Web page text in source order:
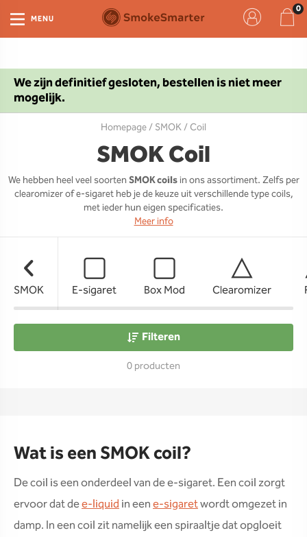
We zijn definitief gesloten, bestellen is niet meer
mogelijk.
MENU
Homepage/SMOK/ Coil
SMOK Coil
We hebben heel veel soortenSMOK coilsin ons assortiment. Zelfs per
clearomizer of e-sigaret heb je de keuze uit verschillende type coils,
met ieder hun eigen specificaties.
Meer info
SMOK E-sigaret Box Mod Clearomizer
Filteren
0 producten
Wat is een SMOK coil?
De coil is een onderdeel van de e-sigaret. Een coil zorgt
ervoor dat dee-liquidin eene-sigaretwordt omgezet in
damp. In een coil zit namelijk een spiraaltje dat opgloeit